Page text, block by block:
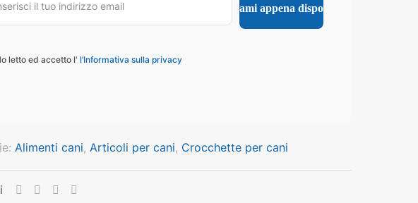
letto ed accetto l' l’Informativa sulla privacy
Alimenti cani, Articoli per cani, Crocchette per cani